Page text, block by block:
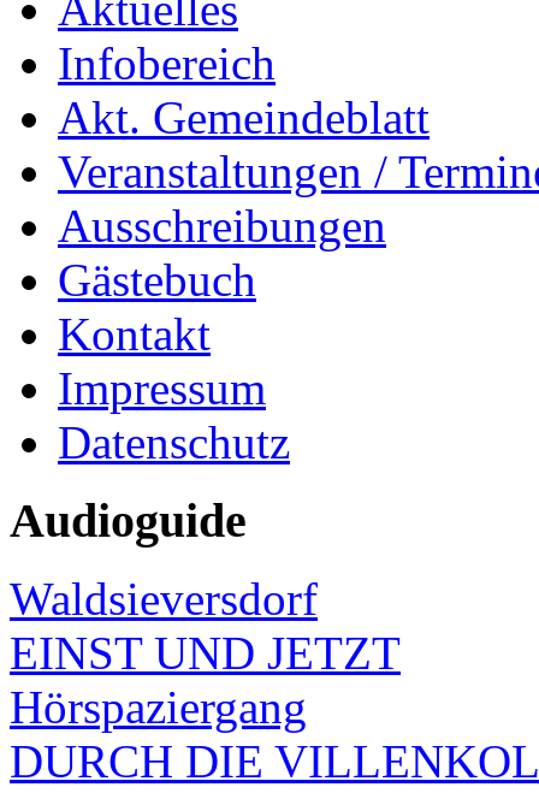
Infobereich
Akt. Gemeindeblatt
Veranstaltungen /
Ausschreibungen
Gästebuch
Kontakt
Impressum
Datenschutz
Audioguide
Waldsieversdorf
EINST UND JETZT
Hörspaziergang
DURCH DIE